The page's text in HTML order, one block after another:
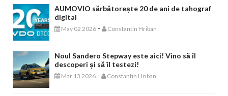
AUMOVIO sărbătorește 20 de ani de tahograf
digital
May 02 2026 - Constantin Hriban
Noul Sandero Stepway este aici! Vino să îl
descoperi și să îl testezi!
Mar 13 2026 - Constantin Hriban